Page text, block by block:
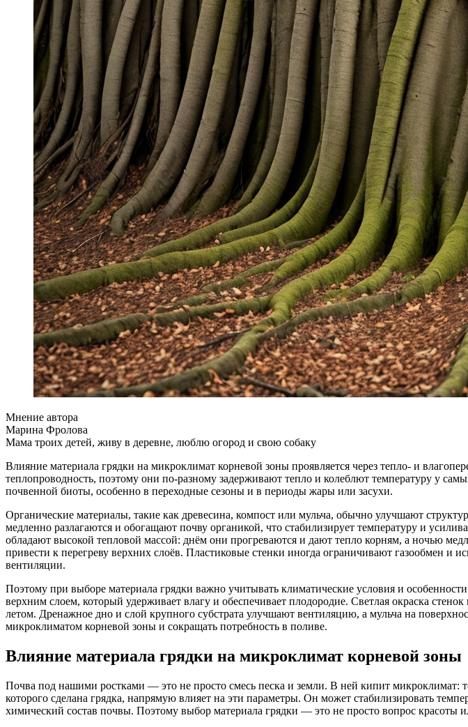
Мнение автора
Марина Фролова
Мама троих детей, живу в деревне, люблю огород и свою собаку
Влияние материала грядки на микроклимат корневой зоны проявляется через тепло- и
теплопроводность, поэтому они по-разному задерживают тепло и колеблют температуру у
почвенной биоты, особенно в переходные сезоны и в периоды жары или засухи.
Органические материалы, такие как древесина, компост или мульча, обычно улучшают
медленно разлагаются и обогащают почву органикой, что стабилизирует температуру и
обладают высокой тепловой массой: днём они прогреваются и дают тепло корням, а ночью
привести к перегреву верхних слоёв. Пластиковые стенки иногда ограничивают газообмен и
вентиляции.
Поэтому при выборе материала грядки важно учитывать климатические условия и
верхним слоем, который удерживает влагу и обеспечивает плодородие. Светлая окраска
летом. Дренажное дно и слой крупного субстрата улучшают вентиляцию, а мульча на
микроклиматом корневой зоны и сокращать потребность в поливе.
Влияние материала грядки на микроклимат корневой зоны
Почва под нашими ростками — это не просто смесь песка и земли. В ней кипит микроклимат:
которого сделана грядка, напрямую влияет на эти параметры. Он может стабилизировать
химический состав почвы. Поэтому выбор материала грядки — это не просто вопрос красоты